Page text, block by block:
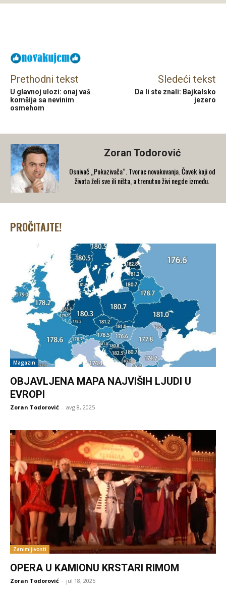
Prethodni tekst
U glavnoj ulozi: onaj vaš
komšija sa nevinim
osmehom
Sledeći tekst
Da li ste znali: Bajkalsko
jezero
Zoran Todorović
Osnivač „Pokazivača“. Tvorac novakovanja. Čovek koji od
života želi sve ili ništa, a trenutno živi negde između.
PROČITAJTE!
Magazin
OBJAVLJENA MAPA NAJVIŠIH LJUDI U
EVROPI
Zoran Todorović - avg 8, 2025
Zanimljivosti
OPERA U KAMIONU KRSTARI RIMOM
Zoran Todorović - jul 18, 2025